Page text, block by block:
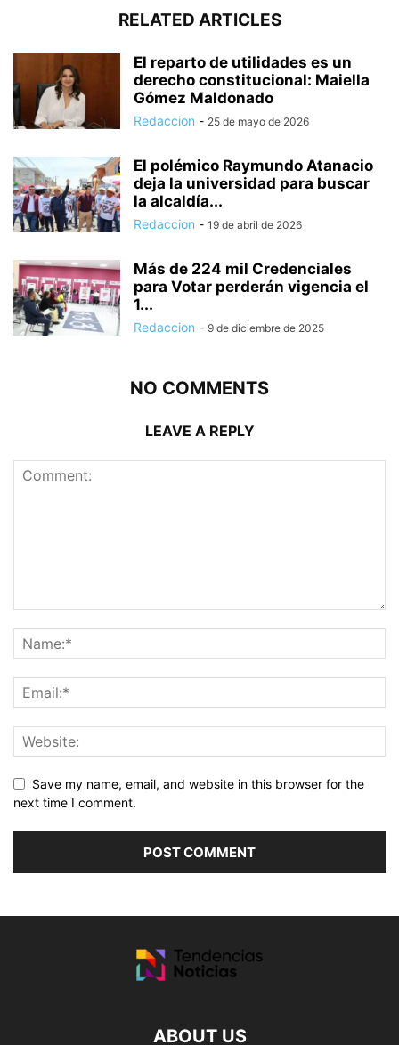
RELATED ARTICLES
El reparto de utilidades es un
derecho constitucional: Maiella
Gómez Maldonado
Redaccion - 25 de mayo de 2026
El polémico Raymundo Atanacio
deja la universidad para buscar
la alcaldía...
Redaccion - 19 de abril de 2026
Más de 224 mil Credenciales
para Votar perderán vigencia el
1...
Redaccion - 9 de diciembre de 2025
NO COMMENTS
LEAVE A REPLY
Save my name, email, and website in this browser for the
next time I comment.
ABOUT US